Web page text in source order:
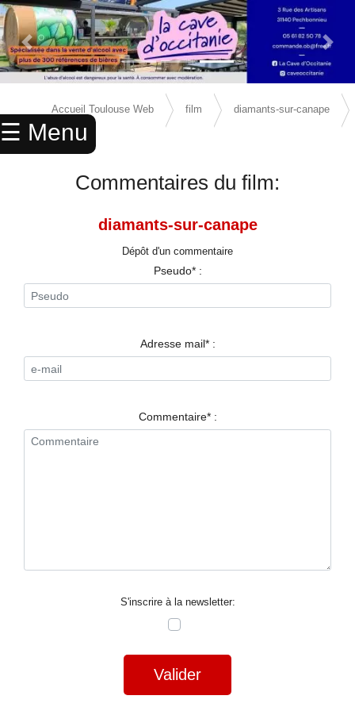
☰ Menu
× ACCUEIL
ANNUAIRE
SPORTS
RESTAURANTS
NUIT
Previous Slide Next
Accueil Toulouse Web film diamants-sur-canape
avis
Commentaires du film:
diamants-sur-canape
Dépôt d'un commentaire
Pseudo* :
Adresse mail* :
Commentaire* :
S'inscrire à la newsletter:
Valider